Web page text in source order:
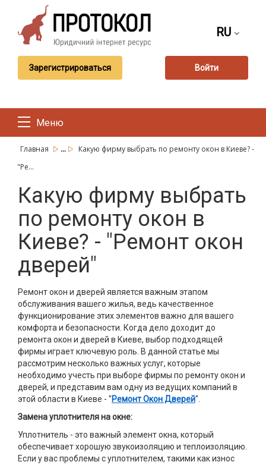
RU
Зарегистрироваться Войти
Меню
Главная ...
Какую фирму выбрать по ремонту окон в Киеве? -
"Ре...
Какую фирму выбрать
по ремонту окон в
Киеве? - "Ремонт окон
дверей"
Ремонт окон и дверей является важным этапом
обслуживания вашего жилья, ведь качественное
функционирование этих элементов важно для вашего
комфорта и безопасности. Когда дело доходит до
ремонта окон и дверей в Киеве, выбор подходящей
фирмы играет ключевую роль. В данной статье мы
рассмотрим несколько важных услуг, которые
необходимо учесть при выборе фирмы по ремонту окон и
дверей, и представим вам одну из ведущих компаний в
этой области в Киеве - "Ремонт Окон Дверей".
Замена уплотнителя на окне:
Уплотнитель - это важный элемент окна, который
обеспечивает хорошую звукоизоляцию и теплоизоляцию.
Если у вас проблемы с уплотнителем, такими как износ